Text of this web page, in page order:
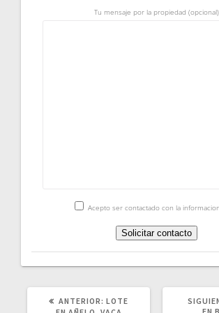
Tu mensaje por la propiedad (opcional)
Acepto ser contactado con la
ANTERIOR: POST
ANTERIOR:
LOTE